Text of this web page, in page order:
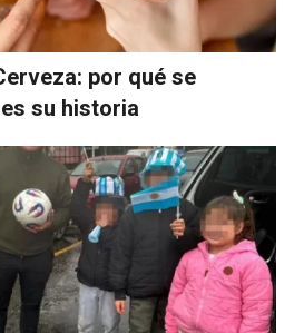
por qué se
su historia